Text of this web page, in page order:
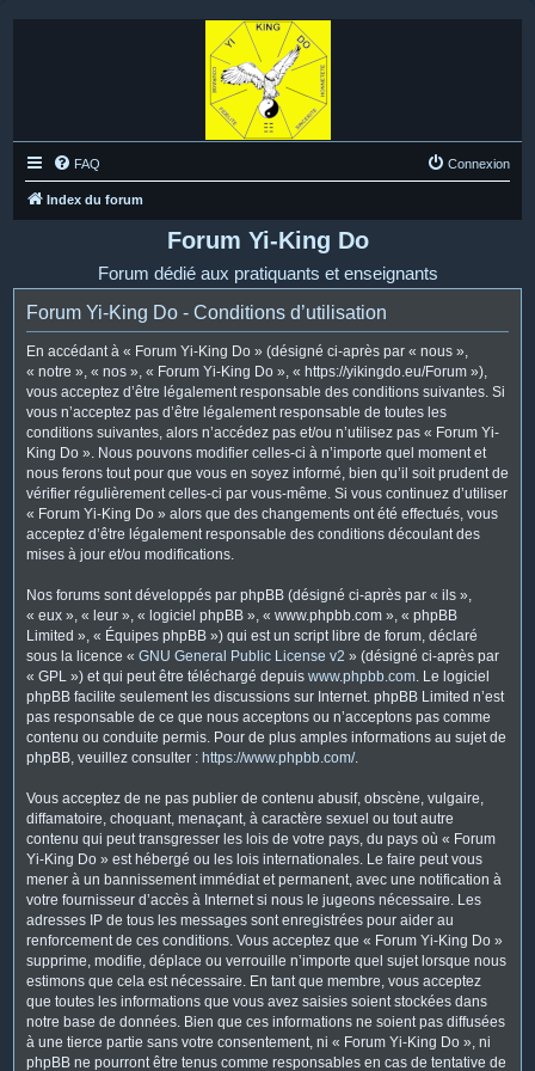
FAQ Connexion
Index du forum
Forum Yi-King Do
Forum dédié aux pratiquants et enseignants
Forum Yi-King Do - Conditions d’utilisation
En accédant à « Forum Yi-King Do » (désigné ci-après par « nous »,
« notre », « nos », « Forum Yi-King Do », « https://yikingdo.eu/Forum »),
vous acceptez d’être légalement responsable des conditions suivantes. Si
vous n’acceptez pas d’être légalement responsable de toutes les
conditions suivantes, alors n’accédez pas et/ou n’utilisez pas « Forum Yi-
King Do ». Nous pouvons modifier celles-ci à n’importe quel moment et
nous ferons tout pour que vous en soyez informé, bien qu’il soit prudent de
vérifier régulièrement celles-ci par vous-même. Si vous continuez d’utiliser
« Forum Yi-King Do » alors que des changements ont été effectués, vous
acceptez d’être légalement responsable des conditions découlant des
mises à jour et/ou modifications.
Nos forums sont développés par phpBB (désigné ci-après par « ils »,
« eux », « leur », « logiciel phpBB », « www.phpbb.com », « phpBB
Limited », « Équipes phpBB ») qui est un script libre de forum, déclaré
sous la licence « GNU General Public License v2 » (désigné ci-après par
« GPL ») et qui peut être téléchargé depuis www.phpbb.com. Le logiciel
phpBB facilite seulement les discussions sur Internet. phpBB Limited n’est
pas responsable de ce que nous acceptons ou n’acceptons pas comme
contenu ou conduite permis. Pour de plus amples informations au sujet de
phpBB, veuillez consulter : https://www.phpbb.com/.
Vous acceptez de ne pas publier de contenu abusif, obscène, vulgaire,
diffamatoire, choquant, menaçant, à caractère sexuel ou tout autre
contenu qui peut transgresser les lois de votre pays, du pays où « Forum
Yi-King Do » est hébergé ou les lois internationales. Le faire peut vous
mener à un bannissement immédiat et permanent, avec une notification à
votre fournisseur d’accès à Internet si nous le jugeons nécessaire. Les
adresses IP de tous les messages sont enregistrées pour aider au
renforcement de ces conditions. Vous acceptez que « Forum Yi-King Do »
supprime, modifie, déplace ou verrouille n’importe quel sujet lorsque nous
estimons que cela est nécessaire. En tant que membre, vous acceptez
que toutes les informations que vous avez saisies soient stockées dans
notre base de données. Bien que ces informations ne soient pas diffusées
à une tierce partie sans votre consentement, ni « Forum Yi-King Do », ni
phpBB ne pourront être tenus comme responsables en cas de tentative de